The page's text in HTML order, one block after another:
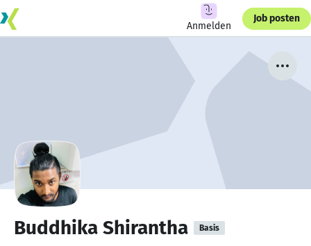
Anmelden
Job posten
Buddhika Shirantha Basis